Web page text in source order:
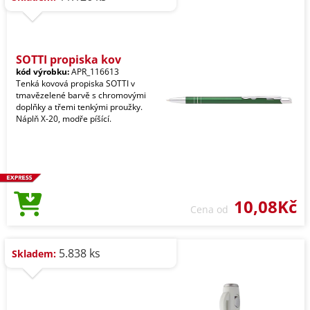
SOTTI propiska kov
kód výrobku:APR_116613
Tenká kovová propiska SOTTI v
tmavězelené barvě s chromovými
doplňky a třemi tenkými proužky.
Náplň X-20, modře píšící.
Cena od 10,08Kč
Skladem: 5.838 ks